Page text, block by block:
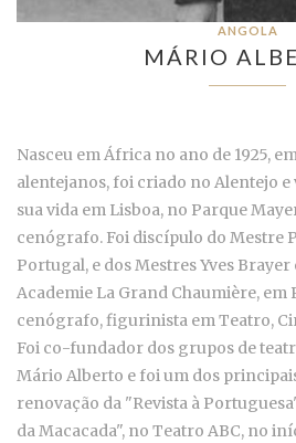
ANGOLA
MÁRIO
Nasceu em África no ano de 1925,
alentejanos, foi criado no Alentejo
sua vida em Lisboa, no Parque
cenógrafo. Foi discípulo do Mestre
Portugal, e dos Mestres Yves
Academie La Grand Chaumière, em
cenógrafo, figurinista em Teatro,
Foi co-fundador dos grupos de
Mário Alberto e foi um dos
renovação da "Revista à
da Macacada", no Teatro ABC, no